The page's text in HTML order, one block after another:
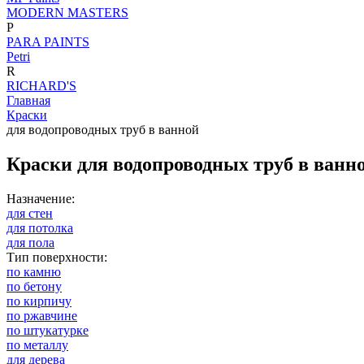
MODERN MASTERS
P
PARA PAINTS
Petri
R
RICHARD'S
Главная
Краски
для водопроводных труб в ванной
Краски для водопроводных труб в
Назначение:
для стен
для потолка
для пола
Тип поверхности:
по камню
по бетону
по кирпичу
по ржавчине
по штукатурке
по металлу
для дерева